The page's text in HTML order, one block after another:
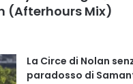
(Afterhours Mix)
La Circe di Nolan
paradosso di